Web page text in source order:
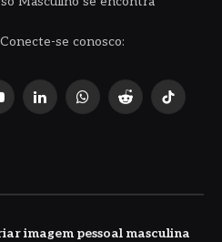
se conosco:
LinkedInWhatsApp
Reddit TikTok
imagem pessoal masculina